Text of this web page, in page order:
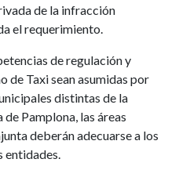
de la infracción
el requerimiento.
de regulación y
de Taxi sean asumidas por
distintas de la
Pamplona, las áreas
deberán adecuarse a los
entidades.